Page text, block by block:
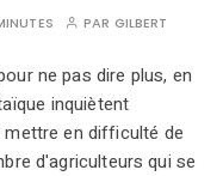
PAR GILBERT
ne pas dire plus, en
inquiètent
en difficulté de
d'agriculteurs qui se